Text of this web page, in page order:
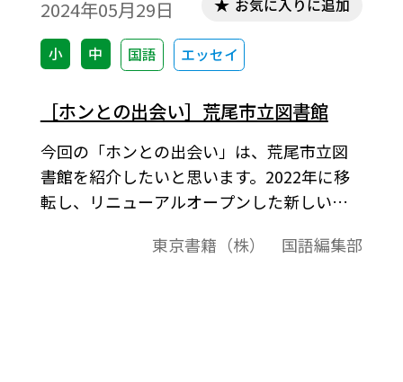
2024年05月29日
小 中 国語 エッセイ
お気に入りに追加
［ホンとの出会い］荒尾市立図書館
今回の「ホンとの出会い」は、荒尾市立図
書館を紹介したいと思います。2022年に移
転し、リニューアルオープンした新しい図
なのでしょうか？ 早速取材に行ってきま
東京書籍（株） 国語編集部